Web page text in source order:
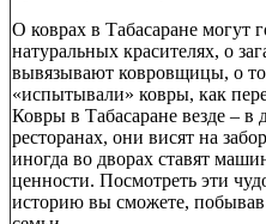
О коврах в Табасаране могут
натуральных красителях, о
вывязывают ковровщицы, о
«испытывали» ковры, как
Ковры в Табасаране везде – в
ресторанах, они висят на
иногда во дворах ставят
ценности. Посмотреть эти
историю вы сможете, побывав